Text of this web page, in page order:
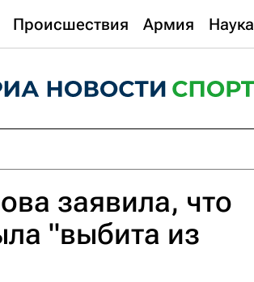
Происшествия Армия Наука
заявила, что
"выбита из